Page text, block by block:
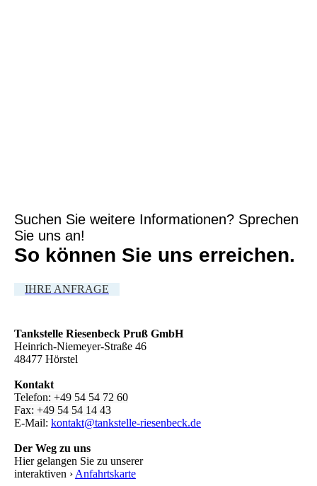
Suchen Sie weitere Informationen? Sprechen
Sie uns an!
So können Sie uns erreichen.
IHRE ANFRAGE
Tankstelle Riesenbeck Pruß GmbH
Heinrich-Niemeyer-Straße 46
48477 Hörstel
Kontakt
Telefon: +49 54 54 72 60
Fax: +49 54 54 14 43
E-Mail: kontakt@tankstelle-riesenbeck.de
Der Weg zu uns
Hier gelangen Sie zu unserer
interaktiven › Anfahrtskarte